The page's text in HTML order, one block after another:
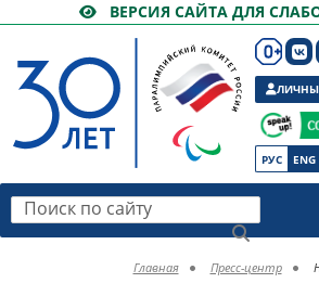
ВЕРСИЯ САЙТА ДЛЯ
РУС ENG
Поиск по сайту
Главная Пресс-центр